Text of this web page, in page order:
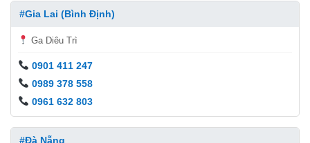
#Gia Lai (Bình Định)
Ga Diêu Trì
0901 411 247
0989 378 558
0961 632 803
#Đà Nẵng